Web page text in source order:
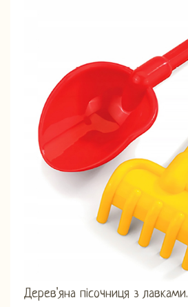
Дерев'яна пісочниця з лавками.